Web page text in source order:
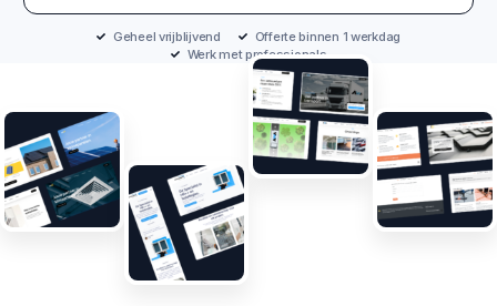
Geheel vrijblijvend
Offerte binnen 1 werkdag
Werk met professionals